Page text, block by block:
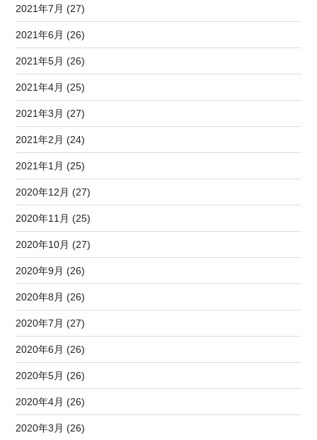
2021年7月 (27)
2021年6月 (26)
2021年5月 (26)
2021年4月 (25)
2021年3月 (27)
2021年2月 (24)
2021年1月 (25)
2020年12月 (27)
2020年11月 (25)
2020年10月 (27)
2020年9月 (26)
2020年8月 (26)
2020年7月 (27)
2020年6月 (26)
2020年5月 (26)
2020年4月 (26)
2020年3月 (26)